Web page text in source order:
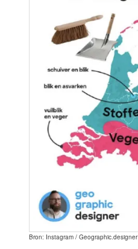
Bron: Instagram / Geographic.designer